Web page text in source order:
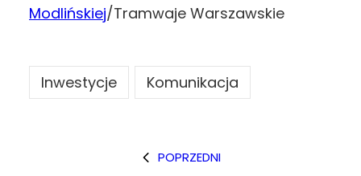
Modlińskiej/Tramwaje Warszawskie
Inwestycje Komunikacja
POPRZEDNI